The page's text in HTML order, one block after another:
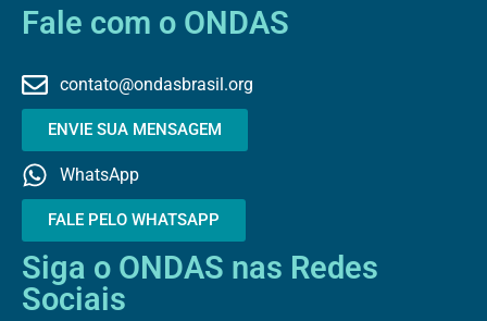
Fale com o ONDAS
contato@ondasbrasil.org
ENVIE SUA MENSAGEM
WhatsApp
FALE PELO WHATSAPP
Siga o ONDAS nas Redes
Sociais